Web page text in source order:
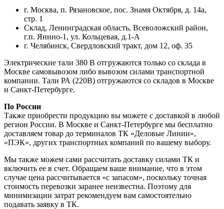
г. Москва, п. Рязановское, пос. Знамя Октября, д. 14а,
стр. 1
Склад, Ленинградская область, Всеволожский район,
г.п. Янино-1, ул. Кольцевая, д.1-А
г. Челябинск, Свердловский тракт, дом 12, оф. 35
Электрические тали 380 В отгружаются только со склада в
Москве самовывозом либо вывозом силами транспортной
компании. Тали РА (220В) отгружаются со складов в Москве
и Санкт-Петербурге.
По России
Также приобрести продукцию вы можете с доставкой в любой
регион России. В Москве и Санкт-Петербурге мы бесплатно
доставляем товар до терминалов ТК «Деловые Линии»,
«ПЭК», других транспортных компаний по вашему выбору.
Мы также можем сами рассчитать доставку силами ТК и
включить ее в счет. Обращаем ваше внимание, что в этом
случае цена рассчитывается «с запасом», поскольку точная
стоимость перевозки заранее неизвестна. Поэтому для
минимизации затрат рекомендуем вам самостоятельно
подавать заявку в ТК.